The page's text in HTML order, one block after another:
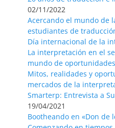
02/11/2022
Acercando el mundo de
estudiantes de
Día internacional de la
La interpretación en el
mundo de oportunidades
Mitos, realidades y
mercados de la
Smarterp: Entrevista a
19/04/2021
Bootheando en «Don de